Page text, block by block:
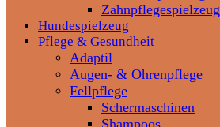
Zahnpflegespielzeug
Hundespielzeug
Pflege & Gesundheit
Adaptil
Augen- & Ohrenpflege
Fellpflege
Schermaschinen